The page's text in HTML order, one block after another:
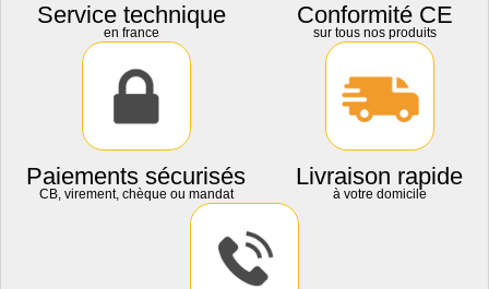
Service technique
en france
Conformité CE
sur tous nos produits
Paiements sécurisés
CB, virement, chèque ou mandat
Livraison rapide
à votre domicile